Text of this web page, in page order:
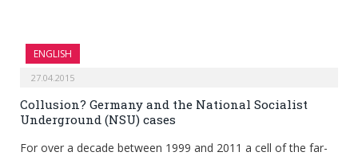
ENGLISH
27.04.2015
Collusion? Germany and the National Socialist
Underground (NSU) cases
For over a decade between 1999 and 2011 a cell of the far-